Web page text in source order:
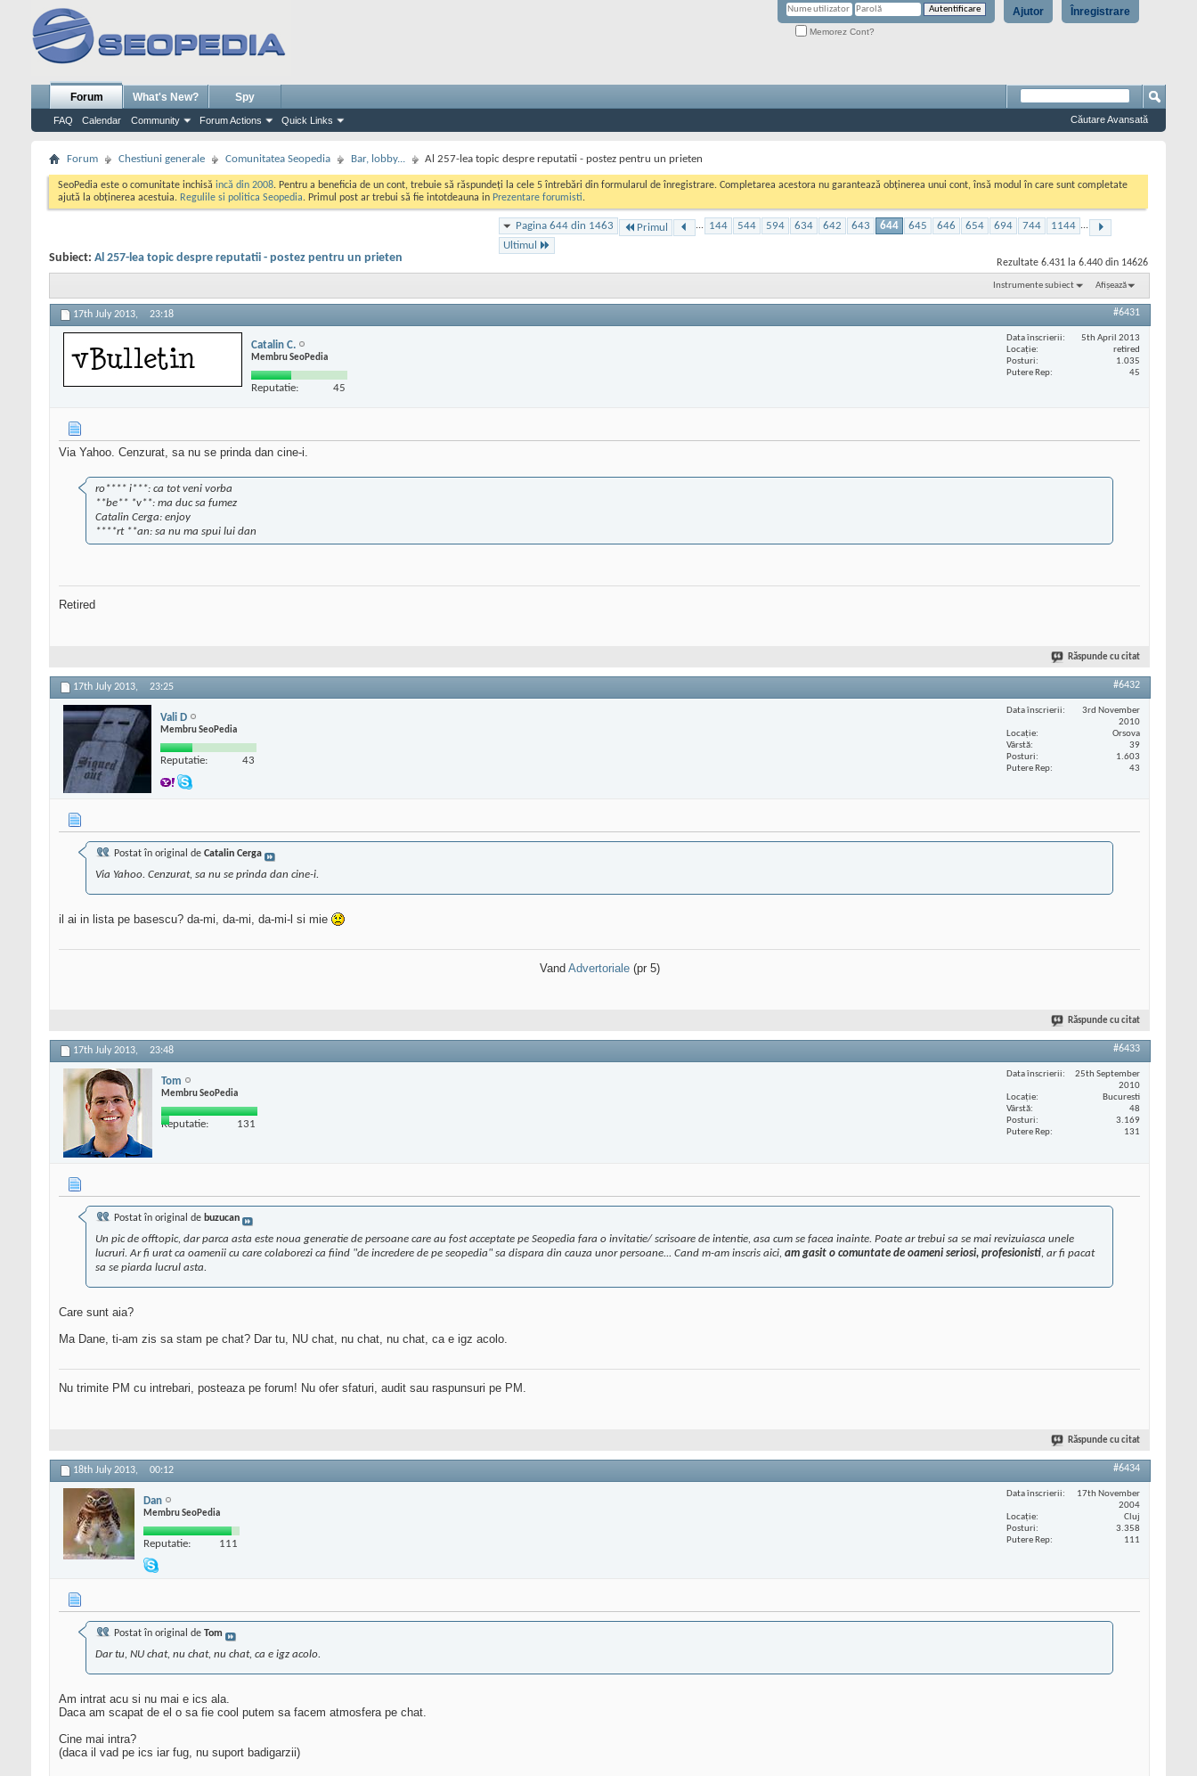
Înregistrare
Ajutor
Memorez Cont?
Forum
FAQ Calendar Community Forum Actions Quick Links
What's New? Spy
Căutare Avansată
Forum Chestiuni generale Comunitatea Seopedia Bar, lobby... Al 257-lea topic despre reputatii - postez pentru un prieten
SeoPedia este o comunitate inchisă incă din 2008. Pentru a beneficia de un cont, trebuie să răspundeți la cele 5 întrebări din formularul de înregistrare. Completarea acestora nu garantează obținerea unui cont, însă modul în care sunt completate
ajută la obținerea acestuia. Regulile si politica Seopedia. Primul post ar trebui să fie intotdeauna in Prezentare forumisti.
Pagina 644 din 1463 Primul ... 144 544 594 634 642 643 644 645 646 654 694 744 1144 ...
Ultimul
Rezultate 6.431 la 6.440 din 14626
Subiect: Al 257-lea topic despre reputatii - postez pentru un prieten
Instrumente subiect Afișează
17th July 2013, 23:18 #6431
Catalin C.
Membru SeoPedia
Reputatie: 45
Data înscrierii
5th April 2013
Locaţie
retired
Posturi
1.035
Putere Rep
45
Via Yahoo. Cenzurat, sa nu se prinda dan cine-i.
ro**** i***: ca tot veni vorba
**be** *v**: ma duc sa fumez
Catalin Cerga: enjoy
****rt **an: sa nu ma spui lui dan
Retired
Răspunde cu citat
17th July 2013, 23:25 #6432
Vali D
Membru SeoPedia
Reputatie: 43
Data înscrierii
3rd November
2010
Locaţie
Orsova
Vârstă
39
Posturi
1.603
Putere Rep
43
Postat în original de Catalin Cerga
Via Yahoo. Cenzurat, sa nu se prinda dan cine-i.
il ai in lista pe basescu? da-mi, da-mi, da-mi-l si mie
Vand Advertoriale (pr 5)
Răspunde cu citat
17th July 2013, 23:48 #6433
Tom
Membru SeoPedia
Reputatie: 131
Data înscrierii
25th September
2010
Locaţie
Bucuresti
Vârstă
48
Posturi
3.169
Putere Rep
131
Postat în original de buzucan
Un pic de offtopic, dar parca asta este noua generatie de persoane care au fost acceptate pe Seopedia fara o invitatie/ scrisoare de intentie, asa cum se facea inainte. Poate ar trebui sa se mai revizuiasca unele
lucruri. Ar fi urat ca oamenii cu care colaborezi ca fiind "de incredere de pe seopedia" sa dispara din cauza unor persoane... Cand m-am inscris aici, am gasit o comuntate de oameni seriosi, profesionisti, ar fi pacat
sa se piarda lucrul asta.
Care sunt aia?
Ma Dane, ti-am zis sa stam pe chat? Dar tu, NU chat, nu chat, nu chat, ca e igz acolo.
Nu trimite PM cu intrebari, posteaza pe forum! Nu ofer sfaturi, audit sau raspunsuri pe PM.
Răspunde cu citat
18th July 2013, 00:12 #6434
Dan
Membru SeoPedia
Reputatie: 111
Data înscrierii
17th November
2004
Locaţie
Cluj
Posturi
3.358
Putere Rep
111
Postat în original de Tom
Dar tu, NU chat, nu chat, nu chat, ca e igz acolo.
Am intrat acu si nu mai e ics ala.
Daca am scapat de el o sa fie cool putem sa facem atmosfera pe chat.
Cine mai intra?
(daca il vad pe ics iar fug, nu suport badigarzii)